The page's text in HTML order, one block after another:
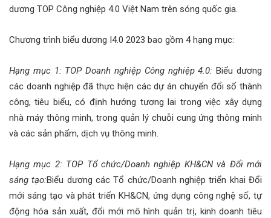
dương TOP Công nghiệp 4.0 Việt Nam trên sóng quốc gia.
Chương trình biểu dương I4.0 2023 bao gồm 4 hạng mục:
Hạng mục 1: TOP Doanh nghiệp Công nghiệp 4.0: Biểu dương
các doanh nghiệp đã thực hiện các dự án chuyển đổi số thành
công, tiêu biểu, có định hướng tương lai trong việc xây dựng
nhà máy thông minh, trong quản lý chuỗi cung ứng thông minh
và các sản phẩm, dịch vụ thông minh.
Hạng mục 2: TOP Tổ chức/Doanh nghiệp KH&CN và Đổi mới
sáng tạo:Biểu dương các Tổ chức/Doanh nghiệp triển khai Đổi
mới sáng tạo và phát triển KH&CN, ứng dụng công nghệ số, tự
động hóa sản xuất, đổi mới mô hình quản trị, kinh doanh tiêu